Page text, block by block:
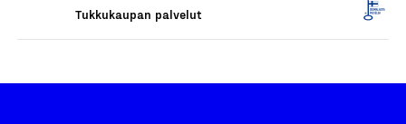
Tukkukaupan palvelut